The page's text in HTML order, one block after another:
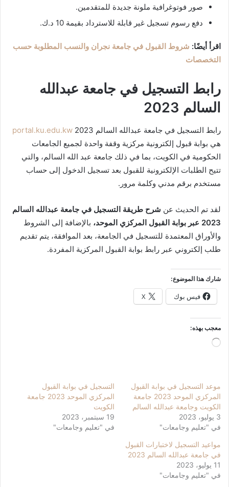
صور فوتوغرافية ملونة جديدة للمتقدمين.
دفع رسوم تسجيل غير قابلة للاسترداد بقيمة 10 د.ك.
اقرأ أيضًا: شروط القبول في جامعة نجران والنسب المطلوبة حسب
التخصصات
رابط التسجيل في جامعة عبدالله
السالم 2023
رابط التسجيل في جامعة عبدالله السالم 2023
portal.ku.edu.kw
هي بوابة قبول إلكترونية مركزية وقفة واحدة لجميع الجامعات
الحكومية في الكويت، بما في ذلك جامعة عبد الله السالم، والتي
تتيح الطلبات الإلكترونية للقبول بعد تسجيل الدخول إلى حساب
مستخدم برقم مدني وكلمة مرور.
لقد تم الحديث عن شرح طريقة التسجيل في جامعة عبدالله السالم
2023 عبر بوابة القبول المركزي الموحد،
بالإضافة إلى الشروط
والأوراق المعتمدة للتسجيل في الجامعة، بعد الموافقة، يتم تقديم
طلب إلكتروني عبر رابط بوابة القبول المركزية المفردة.
شارك هذا الموضوع:
فيس بوك X
معجب بهذه:
جاري
موعد التسجيل في بوابة القبول
المركزي الموحد 2023 جامعة
الكويت وجامعة عبدالله السالم
3 يوليو، 2023
في "تعليم وجامعات"
التسجيل في بوابة القبول
المركزي الموحد 2023 جامعة
الكويت
19 سبتمبر، 2023
في "تعليم وجامعات"
مواعيد التسجيل لاختبارات القبول
في جامعة عبدالله السالم 2023
11 يوليو، 2023
في "تعليم وجامعات"